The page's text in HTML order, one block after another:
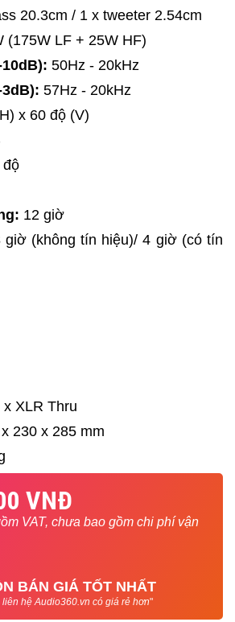
20.3cm / 1 x tweeter 2.54cm
(175W LF + 25W HF)
50Hz - 20kHz
57Hz - 20kHz
x 60 độ (V)
độ
12 giờ
giờ (không tín hiệu)/ 4 giờ (có tín
x XLR Thru
230 x 285 mm
VNĐ
VAT, chưa bao gồm chi phí vận
BÁN GIÁ TỐT NHẤT
hệ Audio360.vn có giá rẻ hơn"